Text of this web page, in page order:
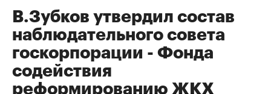
В.Зубков утвердил состав
наблюдательного совета
госкорпорации - Фонда
содействия
реформированию ЖКХ